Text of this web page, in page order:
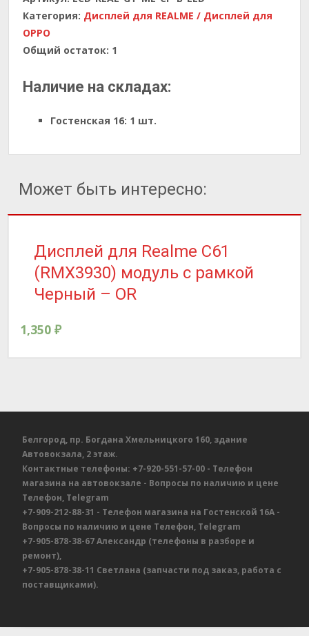
Категория: Дисплей для REALME / Дисплей для
OPPO
Общий остаток: 1
Наличие на складах:
Гостенская 16: 1 шт.
Может быть интересно:
Дисплей для Realme C61
(RMX3930) модуль с рамкой
Черный – OR
1,350 ₽
Белгород, пр. Богдана Хмельницкого 160, здание
Автовокзала, 2 этаж.
Контактные телефоны: +7-920-551-57-00 - Телефон
магазина на автовокзале - Вопросы по наличию и цене
Телефон, Telegram
+7-909-212-88-31 - Телефон магазина на Гостенской 16А -
Вопросы по наличию и цене Телефон, Telegram
+7-905-878-38-67Александр (телефоны в разборе и
ремонт),
+7-905-878-38-11 Светлана (запчасти под заказ, работа с
поставщиками).